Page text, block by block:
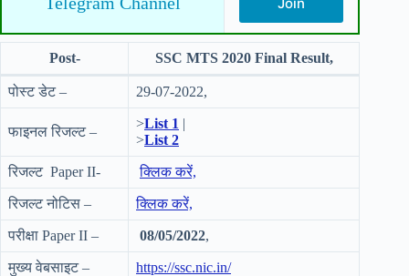
Post- SSC MTS 2020 Final Result,
पोस्ट डेट – 29-07-2022,
फाइनल रिजल्ट –
>List 1 |
>List 2
रिजल्ट Paper II- क्लिक करें,
रिजल्ट नोटिस – क्लिक करें,
परीक्षा Paper II – 08/05/2022,
मुख्य वेबसाइट – https://ssc.nic.in/